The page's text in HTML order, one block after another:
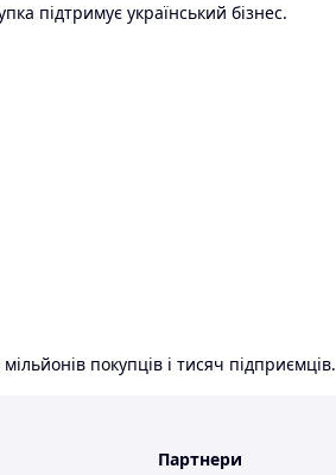
підтримує український бізнес.
покупців і тисяч підприємців.
Партнери